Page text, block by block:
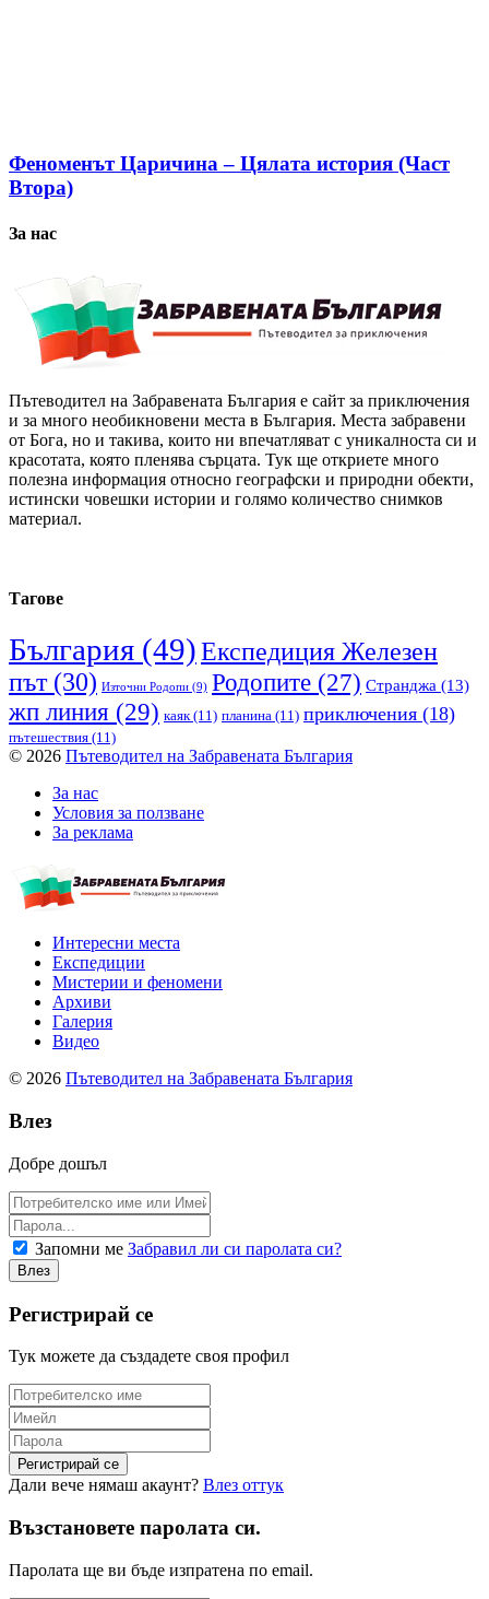
Феноменът Царичина – Цялата история (Част
Втора)
За нас
Пътеводител на Забравената България е сайт за приключения
и за много необикновени места в България. Места забравени
от Бога, но и такива, които ни впечатляват с уникалноста си и
красотата, която пленява сърцата. Тук ще откриете много
полезна информация относно географски и природни обекти,
истински човешки истории и голямо количество снимков
материал.
Тагове
България (49)Експедиция Железен
път(30) Източни Родопи (9) Родопите (27) Странджа (13)
жп линия (29) каяк(11) планина (11) приключения (18)
пътешествия (11)
© 2026 Пътеводител на Забравената България
За нас
Условия за ползване
За реклама
Интересни места
Експедиции
Мистерии и феномени
Архиви
Галерия
Видео
© 2026 Пътеводител на Забравената България
Влез
Добре дошъл
Запомни ме Забравил ли си паролата си?
Регистрирай се
Тук можете да създадете своя профил
Дали вече нямаш акаунт? Влез оттук
Възстановете паролата си.
Паролата ще ви бъде изпратена по email.